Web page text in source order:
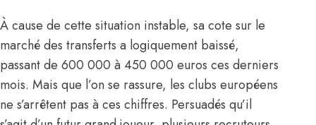
À cause de cette situation instable, sa cote sur le
marché des transferts a logiquement baissé,
passant de 600 000 à 450 000 euros ces derniers
mois. Mais que l’on se rassure, les clubs européens
ne s’arrêtent pas à ces chiffres. Persuadés qu’il